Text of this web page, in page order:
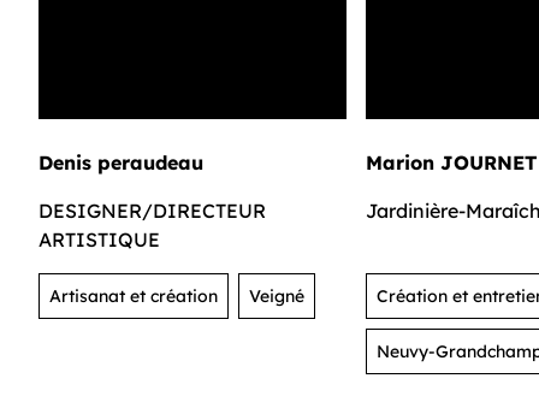
Denis peraudeau
DESIGNER/DIRECTEUR
ARTISTIQUE
Artisanat et création Veigné
Marion JOURNET
Jardinière-
Création et
Neuvy-